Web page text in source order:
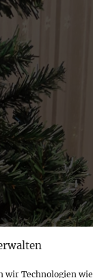
wir Technologien wie